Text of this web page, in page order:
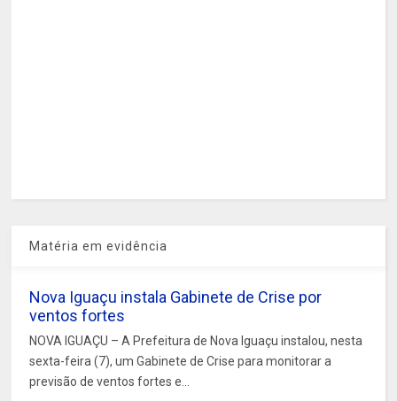
Matéria em evidência
Nova Iguaçu instala Gabinete de Crise por
ventos fortes
NOVA IGUAÇU – A Prefeitura de Nova Iguaçu instalou, nesta
sexta-feira (7), um Gabinete de Crise para monitorar a
previsão de ventos fortes e...